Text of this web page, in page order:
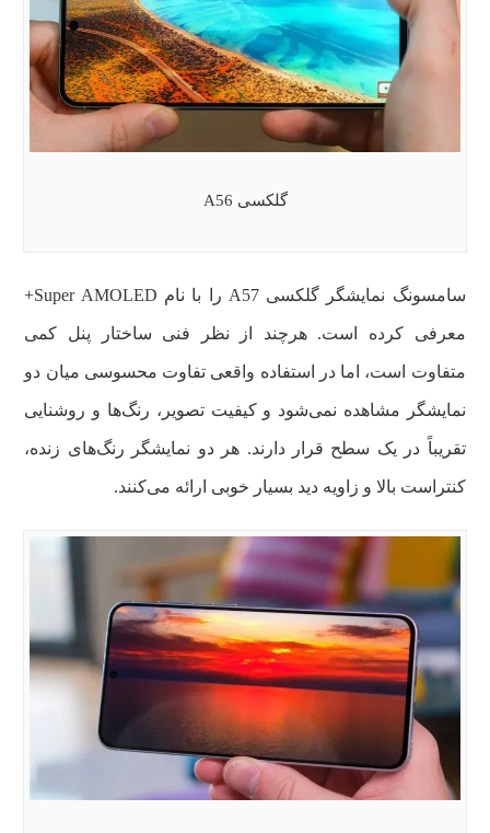
گلکسی A56
سامسونگ نمایشگر گلکسی A57 را با نام Super AMOLED+
معرفی کرده است. هرچند از نظر فنی ساختار پنل کمی
متفاوت است، اما در استفاده واقعی تفاوت محسوسی میان دو
نمایشگر مشاهده نمی‌شود و کیفیت تصویر، رنگ‌ها و روشنایی
تقریباً در یک سطح قرار دارند. هر دو نمایشگر رنگ‌های زنده،
کنتراست بالا و زاویه دید بسیار خوبی ارائه می‌کنند.